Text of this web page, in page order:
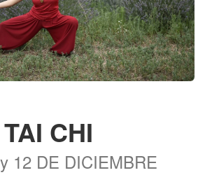
TAI CHI
12 DE DICIEMBRE